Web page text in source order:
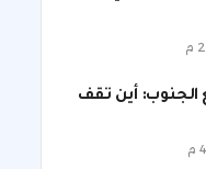
أين تقف